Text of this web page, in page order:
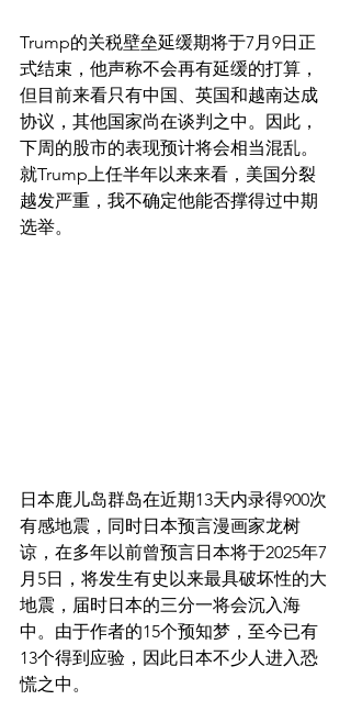
Trump的关税壁垒延缓期将于7月9日正
式结束，他声称不会再有延缓的打算，
但目前来看只有中国、英国和越南达成
协议，其他国家尚在谈判之中。因此，
下周的股市的表现预计将会相当混乱。
就Trump上任半年以来来看，美国分裂
越发严重，我不确定他能否撑得过中期
选举。
日本鹿儿岛群岛在近期13天内录得900次
有感地震，同时日本预言漫画家龙树
谅，在多年以前曾预言日本将于2025年7
月5日，将发生有史以来最具破坏性的大
地震，届时日本的三分一将会沉入海
中。由于作者的15个预知梦，至今已有
13个得到应验，因此日本不少人进入恐
慌之中。